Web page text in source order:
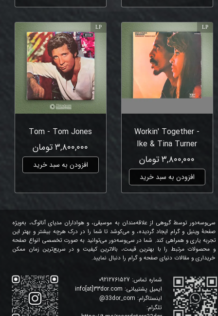
Workin' Together -
Ike & Tina Turner
۳,۸۰۰,۰۰۰ تومان
افزودن به سبد خرید
LP
Tom - Tom Jones
۳,۸۰۰,۰۰۰ تومان
افزودن به سبد خرید
LP
شماره تماس:
ایمیل پشتیبانی: info[at]33dor.com
اینستاگرام: 33dor_com
@
تلگرام:
سی‌وسه‌دور توسط گروهی از علاقه‌مندان به موسیقی، و هواداران مدیای آنالوگ، به‌ویژه
صفحۀ وینیل و گرام ایجاد گردیده، و می‌کوشد تا شما را در درک هرچه بیشتر و بهتر این
تجربه یاری و همراهی کند. شما در سی‌وسه‌دور می‌توانید به صورت تخصصی انواع صفحه
و محصولات مرتبط را با بهترین قیمت، بالاترین کیفیت و در سریع‌ترین زمان ممکن
خریداری و مقالات دنیای صفحه و گرام را دنبال نمایید.